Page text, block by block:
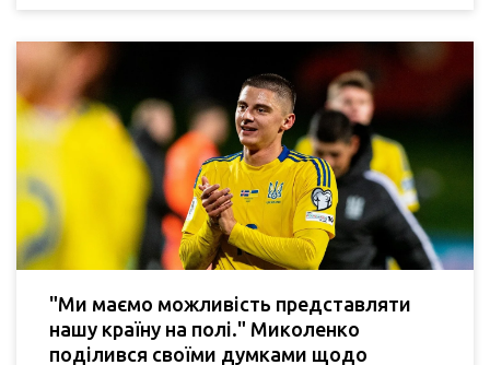
"Ми маємо можливість представляти
нашу країну на полі." Миколенко
поділився своїми думками щодо